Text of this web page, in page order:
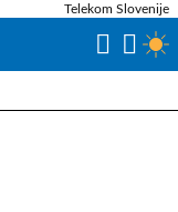
Telekom Slovenije